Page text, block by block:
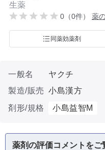
生薬
0（0件） 薬
同薬効薬剤
一般名
ヤクチ
製造/販売 小島漢方
剤形/規格
小島益智M
薬剤の評価コメントを